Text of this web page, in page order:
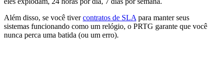
Além disso, se você tivercontratos de SLA para manter seus
sistemas funcionando como um relógio, o PRTG garante que você
nunca perca uma batida (ou um erro).